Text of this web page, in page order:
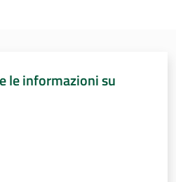
le informazioni su